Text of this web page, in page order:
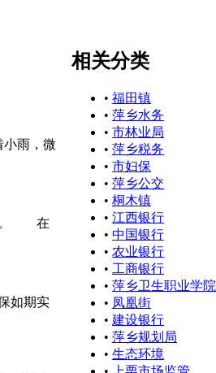
雨，微
传。 在
如期实
相关分类
• 福田镇
• 萍乡水务
• 市林业局
• 萍乡税务
• 市妇保
• 萍乡公交
• 桐木镇
• 江西银行
• 中国银行
• 农业银行
• 工商银行
• 萍乡卫生职业学院
• 凤凰街
• 建设银行
• 萍乡规划局
• 生态环境